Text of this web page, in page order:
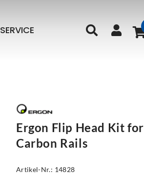
SERVICE
Ergon Flip Head Kit for
Carbon Rails
Artikel-Nr.: 14828